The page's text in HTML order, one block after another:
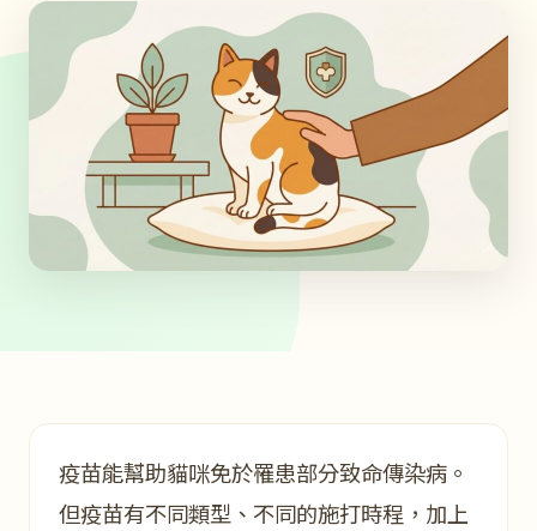
疫苗能幫助貓咪免於罹患部分致命傳染病。
但疫苗有不同類型、不同的施打時程，加上